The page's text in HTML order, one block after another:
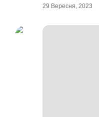
29 Вересня, 2023